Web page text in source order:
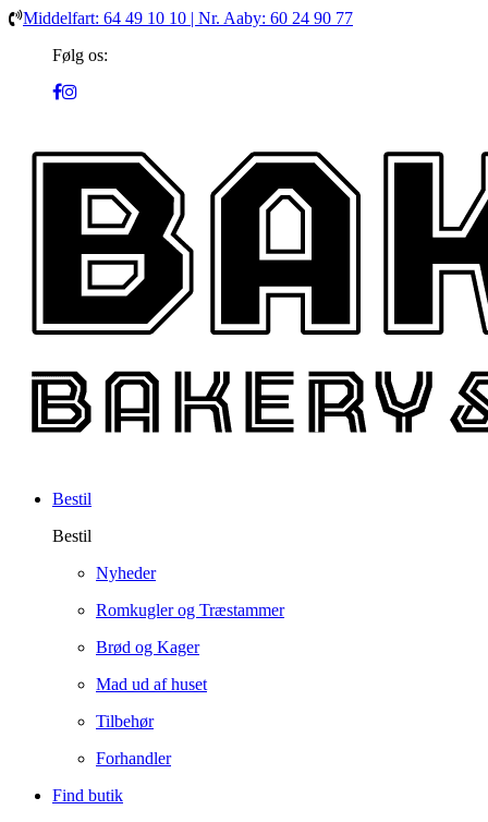
Middelfart: 64 49 10 10 | Nr. Aaby: 60 24 90 77
Følg os:
Bestil
Bestil
Nyheder
Romkugler og Træstammer
Brød og Kager
Mad ud af huset
Tilbehør
Forhandler
Find butik